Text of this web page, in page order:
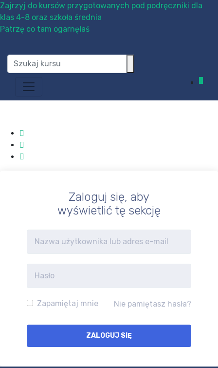
Zajrzyj do kursów przygotowanych pod podręczniki dla
klas 4-8 oraz szkoła średnia
Patrzę co tam ogarnęłaś
Zaloguj się, aby
wyświetlić tę sekcję
Zapamiętaj mnie Nie pamiętasz hasła?